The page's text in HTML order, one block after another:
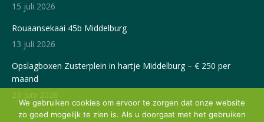
15 juli 2026
Rouaansekaai 45b Middelburg
13 juli 2026
Opslagboxen Zusterplein in hartje Middelburg – € 250 per
maand
23 juni 2026
We gebruiken cookies om ervoor te zorgen dat onze website
zo goed mogelijk te zien is. Als u doorgaat met het gebruiken